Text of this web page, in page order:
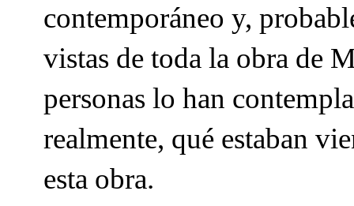
contemporáneo y,
vistas de toda la obra de
personas lo han
realmente, qué estaban
esta obra.